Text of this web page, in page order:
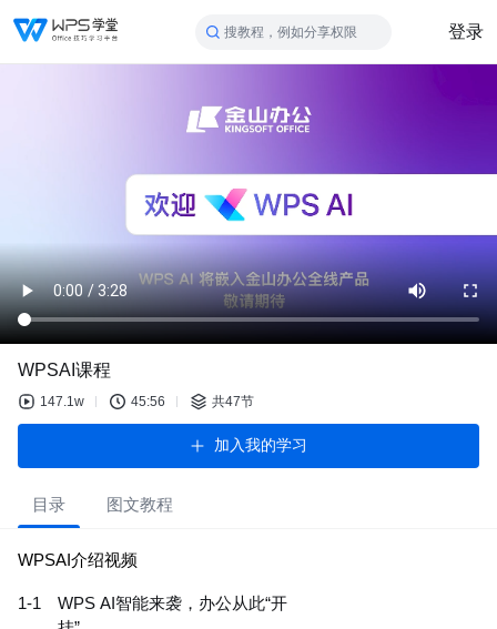
搜教程，例如分享权限 登录
WPSAI课程
147.1w 45:56 共47节
加入我的学习
目录 图文教程
WPSAI介绍视频
1-1
WPS AI智能来袭，办公从此“开